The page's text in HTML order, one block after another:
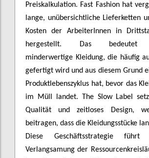
Preiskalkulation. Fast Fashion hat
lange, unübersichtliche Lieferketten
Kosten der ArbeiterInnen in
hergestellt. Das bedeutet
minderwertige Kleidung, die häufig
gefertigt wird und aus diesem Grund
Produktlebenszyklus hat, bevor das
im Müll landet. The Slow Label
Qualität und zeitloses Design,
beitragen, dass die Kleidungsstücke
Diese Geschäftsstrategie
Verlangsamung der